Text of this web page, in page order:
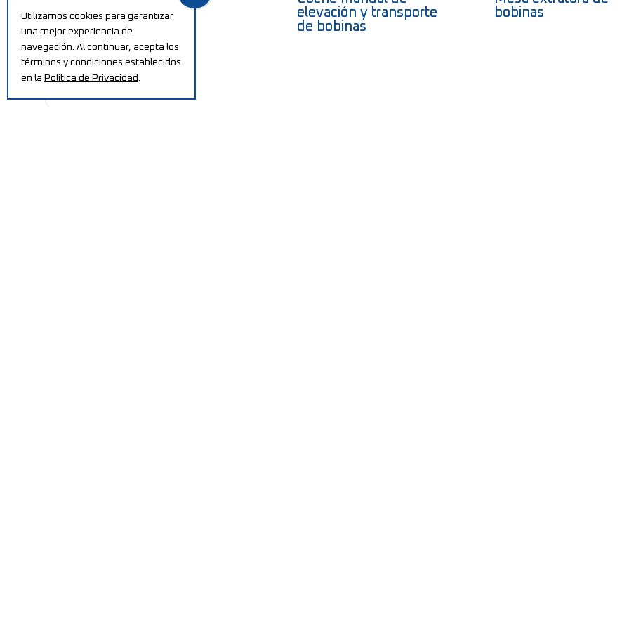
elevación y transporte
de bobinas
bobinas
Utilizamos cookies para garantizar
una mejor experiencia de
navegación. Al continuar, acepta los
términos y condiciones establecidos
en la Política de Privacidad.